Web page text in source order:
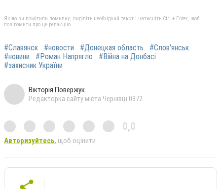
Якщо ви помітили помилку, виділіть необхідний текст і натисніть Ctrl + Enter, щоб
повідомити про це редакцію
#Славянск #новости #Донецкая область
#Слов'янськ
#новини
#Роман Напрягло
#Війна на Донбасі
#захисник України
Вікторія Повержук
Редакторка сайту міста Чернівці 0372
0,0
Авторизуйтесь, щоб оцінити